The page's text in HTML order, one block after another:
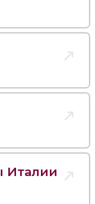
Италии